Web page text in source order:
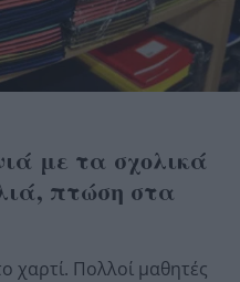
με τα σχολικά
πτώση στα
χαρτί. Πολλοί μαθητές